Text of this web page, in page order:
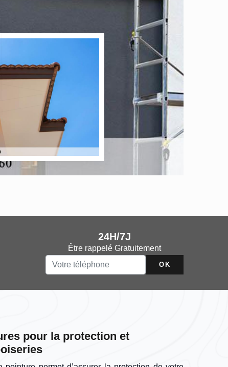
24H/7J
Être rappelé Gratuitement
pour la protection et